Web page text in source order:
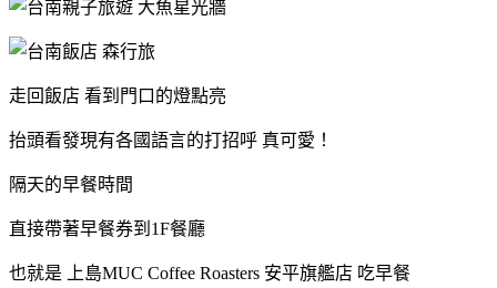
走回飯店 看到門口的燈點亮
抬頭看發現有各國語言的打招呼 真可愛！
隔天的早餐時間
直接帶著早餐券到1F餐廳
也就是 上島MUC Coffee Roasters 安平旗艦店 吃早餐